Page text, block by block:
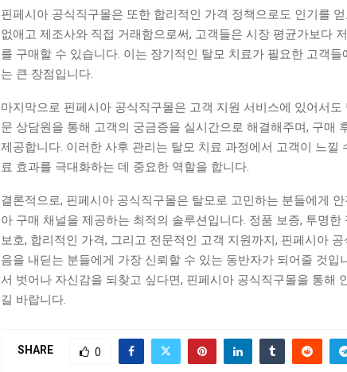
핀페시아 공식직구몰은 또한 합리적인 가격 정책으로도 인기를
없애고 제조사와 직접 거래함으로써, 고객들은 시장 평균가보다
를 구매할 수 있습니다. 이는 장기적인 탈모 치료가 필요한 고객
는 큰 장점입니다.
마지막으로 핀페시아 공식직구몰은 고객 지원 서비스에 있어서도
문 상담원을 통해 고객의 궁금증을 실시간으로 해결해주며, 구매
제공합니다. 이러한 사후 관리는 탈모 치료 과정에서 고객이 느낄
료 효과를 극대화하는 데 중요한 역할을 합니다.
결론적으로, 핀페시아 공식직구몰은 탈모로 고민하는 분들에게
아 구매 채널을 제공하는 최적의 솔루션입니다. 정품 보증, 투명한
보호, 합리적인 가격, 그리고 전문적인 고객 지원까지, 핀페시아
음을 내딛는 분들에게 가장 신뢰할 수 있는 동반자가 되어줄 것입
서 벗어나 자신감을 되찾고 싶다면, 핀페시아 공식직구몰을 통해
길 바랍니다.
SHARE 0